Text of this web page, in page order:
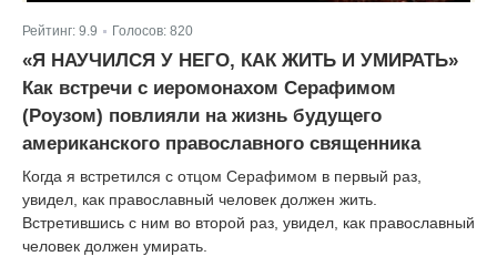
Рейтинг: 9.9 Голосов: 820
«Я НАУЧИЛСЯ У НЕГО, КАК ЖИТЬ И УМИРАТЬ»
Как встречи с иеромонахом Серафимом
(Роузом) повлияли на жизнь будущего
американского православного священника
Когда я встретился с отцом Серафимом в первый раз,
увидел, как православный человек должен жить.
Встретившись с ним во второй раз, увидел, как православный
человек должен умирать.